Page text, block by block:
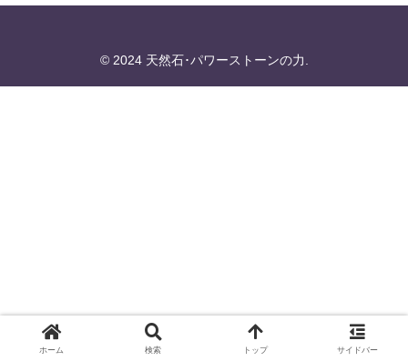
© 2024 天然石･パワーストーンの力.
ホーム 検索 トップ サイドバー